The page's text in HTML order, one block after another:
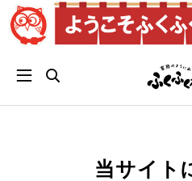
当サイト